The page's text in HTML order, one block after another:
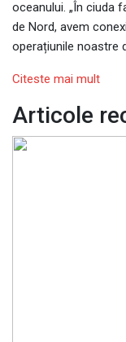
oceanului. „În ciuda
de Nord, avem
operațiunile noastre
Citeste mai mult
Articole